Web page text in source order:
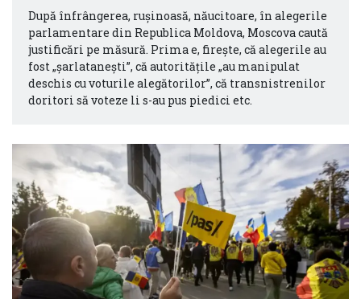
După înfrângerea, rușinoasă, năucitoare, în alegerile
parlamentare din Republica Moldova, Moscova caută
justificări pe măsură. Prima e, firește, că alegerile au
fost „șarlatanești”, că autoritățile „au manipulat
deschis cu voturile alegătorilor”, că transnistrenilor
doritori să voteze li s-au pus piedici etc.